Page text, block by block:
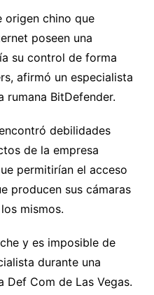
origen chino que
poseen una
su control de forma
afirmó un especialista
rumana BitDefender.
debilidades
de la empresa
permitirían el acceso
producen sus cámaras
mismos.
y es imposible de
durante una
Def Com de Las Vegas.